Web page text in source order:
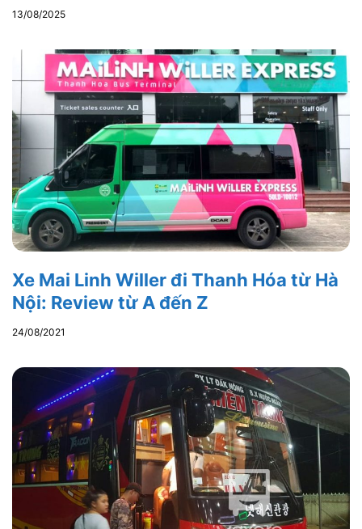
13/08/2025
Xe Mai Linh Willer đi Thanh Hóa từ Hà
Nội: Review từ A đến Z
24/08/2021